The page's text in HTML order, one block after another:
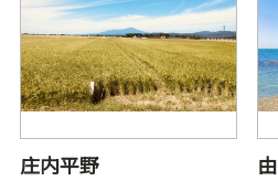
庄内平野